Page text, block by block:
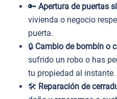
🔑 Apertura de puertas
vivienda o negocio
puerta.
🔒 Cambio de bombín o
sufrido un robo o has
tu propiedad al instante.
🛠️ Reparación de